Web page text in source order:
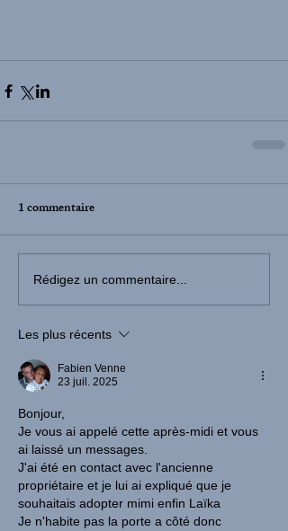
1 commentaire
Rédigez un commentaire...
Les plus récents
Fabien Venne
23 juil. 2025
Bonjour,
Je vous ai appelé cette après-midi et vous
ai laissé un messages.
J'ai été en contact avec l'ancienne
propriétaire et je lui ai expliqué que je
souhaitais adopter mimi enfin Laïka
Je n'habite pas la porte a côté donc